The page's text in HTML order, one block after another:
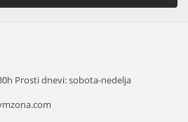
Prosti dnevi: sobota-nedelja